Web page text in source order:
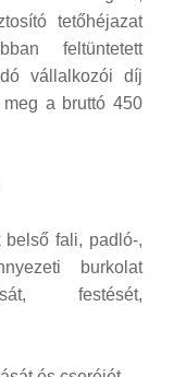
tetőhéjazat
feltüntetett
vállalkozói díj
a bruttó 450
fali, padló-,
burkolat
festését,